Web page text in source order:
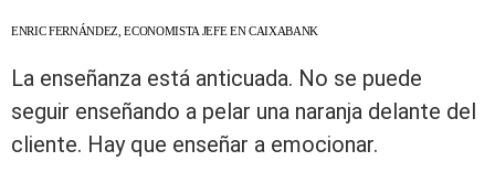
ENRIC FERNÁNDEZ, ECONOMISTA JEFE EN CAIXABANK
La enseñanza está anticuada. No se puede
seguir enseñando a pelar una naranja delante del
cliente. Hay que enseñar a emocionar.